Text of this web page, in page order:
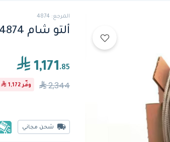
المرجع: 4874
ألتو شام 4874
1,171.85
2,344 وفّر1,172
شحن مجاني